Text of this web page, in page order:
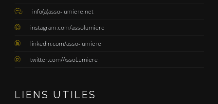
info(a)asso-lumiere.net
instagram.com/assolumiere
linkedin.com/asso-lumiere
twitter.com/AssoLumiere
LIENS UTILES